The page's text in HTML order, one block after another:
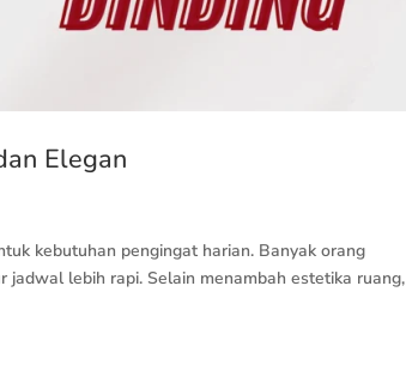
Elegan
kebutuhan pengingat harian. Banyak orang
jadwal lebih rapi. Selain menambah estetika ruang,